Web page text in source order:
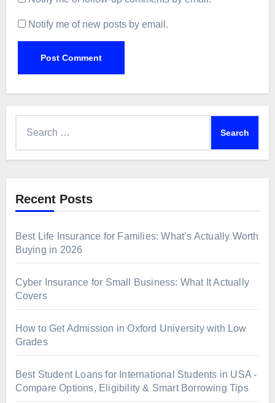
Notify me of new posts by email.
Recent Posts
Best Life Insurance for Families: What’s Actually Worth
Buying in 2026
Cyber Insurance for Small Business: What It Actually
Covers
How to Get Admission in Oxford University with Low
Grades
Best Student Loans for International Students in USA -
Compare Options, Eligibility & Smart Borrowing Tips